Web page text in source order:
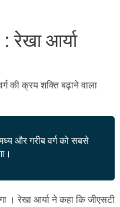
रेखा आर्या
की क्रय शक्ति बढ़ाने वाला
और गरीब वर्ग को सबसे
। रेखा आर्या ने कहा कि जीएसटी